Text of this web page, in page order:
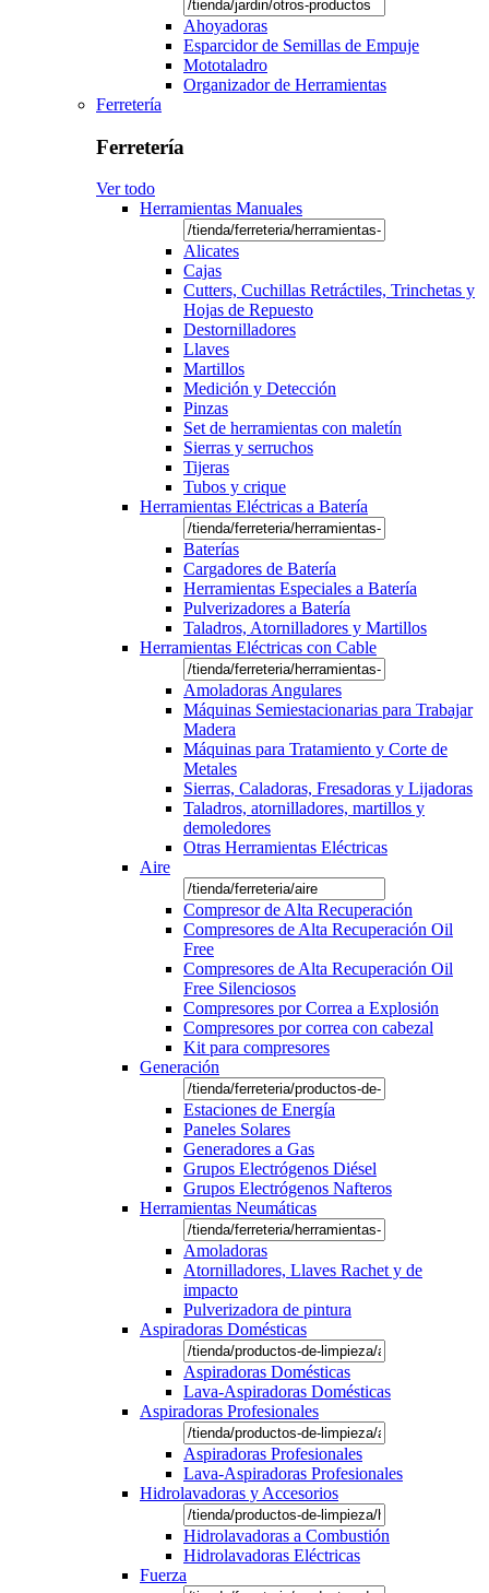
Ahoyadoras
Esparcidor de Semillas de Empuje
Mototaladro
Organizador de Herramientas
Ferretería
Ferretería
Ver todo
Herramientas Manuales
Alicates
Cajas
Cutters, Cuchillas Retráctiles, Trinchetas y
Hojas de Repuesto
Destornilladores
Llaves
Martillos
Medición y Detección
Pinzas
Set de herramientas con maletín
Sierras y serruchos
Tijeras
Tubos y crique
Herramientas Eléctricas a Batería
Baterías
Cargadores de Batería
Herramientas Especiales a Batería
Pulverizadores a Batería
Taladros, Atornilladores y Martillos
Herramientas Eléctricas con Cable
Amoladoras Angulares
Máquinas Semiestacionarias para Trabajar
Madera
Máquinas para Tratamiento y Corte de
Metales
Sierras, Caladoras, Fresadoras y Lijadoras
Taladros, atornilladores, martillos y
demoledores
Otras Herramientas Eléctricas
Aire
Compresor de Alta Recuperación
Compresores de Alta Recuperación Oil
Free
Compresores de Alta Recuperación Oil
Free Silenciosos
Compresores por Correa a Explosión
Compresores por correa con cabezal
Kit para compresores
Generación
Estaciones de Energía
Paneles Solares
Generadores a Gas
Grupos Electrógenos Diésel
Grupos Electrógenos Nafteros
Herramientas Neumáticas
Amoladoras
Atornilladores, Llaves Rachet y de
impacto
Pulverizadora de pintura
Aspiradoras Domésticas
Aspiradoras Domésticas
Lava-Aspiradoras Domésticas
Aspiradoras Profesionales
Aspiradoras Profesionales
Lava-Aspiradoras Profesionales
Hidrolavadoras y Accesorios
Hidrolavadoras a Combustión
Hidrolavadoras Eléctricas
Fuerza